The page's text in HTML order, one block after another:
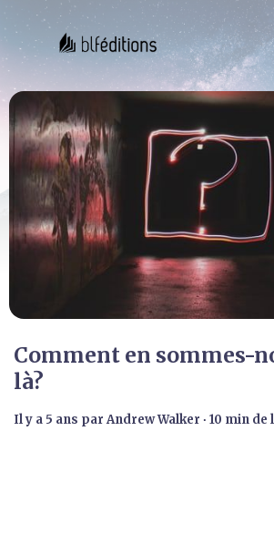
Comment en sommes-
là?
il y a 5 ans parAndrew Walker ∙ 10 min